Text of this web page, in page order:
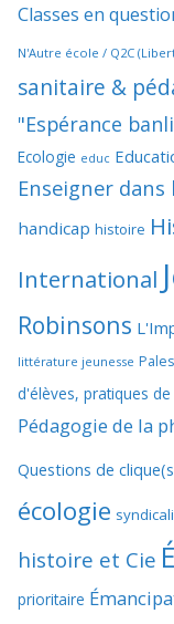
Classes en
N'Autre école / Q2C
sanitaire &
"Espérance
Ecologie educ
Enseigner
handicap histoire
International
Robinsons
littérature jeunesse
d'élèves, pratiques
Pédagogie de la
Questions de
écologie
histoire et Cie
prioritaire